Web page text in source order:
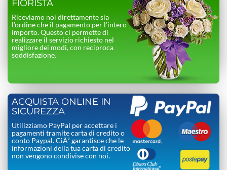
FIORISTA
Riceviamo noi direttamente sia
l’ordine che il pagamento per l’intero
importo. Questo ci permette di
realizzare il servizio richiesto nel
migliore dei modi, con reciproca
soddisfazione.
ACQUISTA ONLINE IN
SICUREZZA
Utilizziamo PayPal per accettare i
pagamenti tramite carta di credito o
conto Paypal. CiÃ² garantisce che le
informazioni della tua carta di credito
non vengono condivise con noi.